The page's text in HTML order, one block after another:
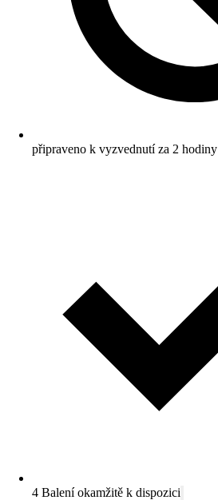
připraveno k vyzvednutí za 2 hodiny
4 Balení okamžitě k dispozici